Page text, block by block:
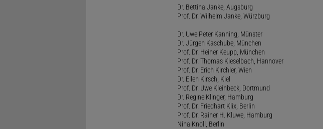
Dr. Bettina Janke, Augsburg
Prof. Dr. Wilhelm Janke, Würzburg
Dr. Uwe Peter Kanning, Münster
Dr. Jürgen Kaschube, München
Prof. Dr. Heiner Keupp, München
Prof. Dr. Thomas Kieselbach, Hannover
Prof. Dr. Erich Kirchler, Wien
Dr. Ellen Kirsch, Kiel
Prof. Dr. Uwe Kleinbeck, Dortmund
Dr. Regine Klinger, Hamburg
Prof. Dr. Friedhart Klix, Berlin
Prof. Dr. Rainer H. Kluwe, Hamburg
Nina Knoll, Berlin